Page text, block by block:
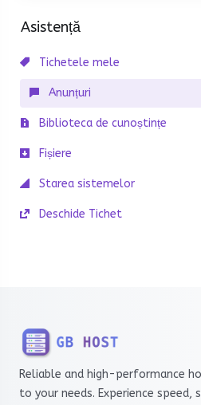
Asistență
Tichetele mele
Anunțuri
Biblioteca de cunoștințe
Fișiere
Starea sistemelor
Deschide Tichet
Reliable and high-performance
to your needs. Experience